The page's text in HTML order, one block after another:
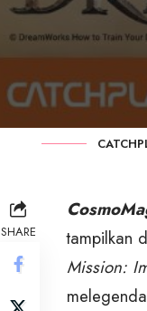
SHARE
tampilkan
Mission: